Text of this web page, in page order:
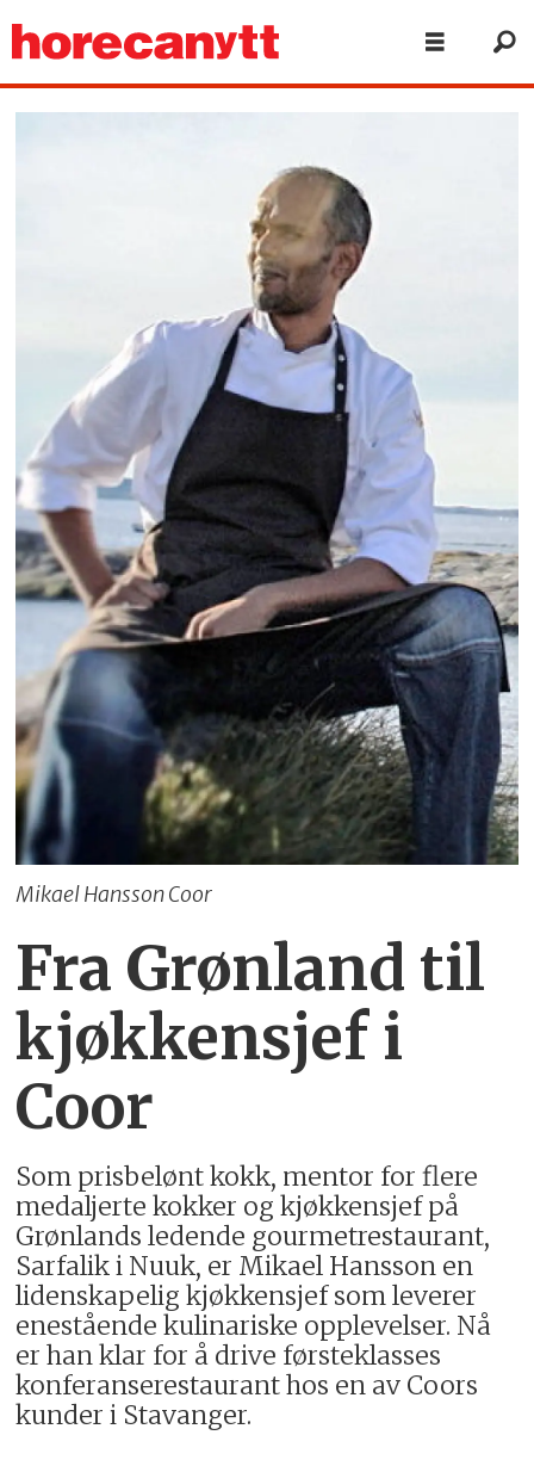
Mikael Hansson Coor
Fra Grønland til
kjøkkensjef i
Coor
Som prisbelønt kokk, mentor for flere
medaljerte kokker og kjøkkensjef på
Grønlands ledende gourmetrestaurant,
Sarfalik i Nuuk, er Mikael Hansson en
lidenskapelig kjøkkensjef som leverer
enestående kulinariske opplevelser. Nå
er han klar for å drive førsteklasses
konferanserestaurant hos en av Coors
kunder i Stavanger.